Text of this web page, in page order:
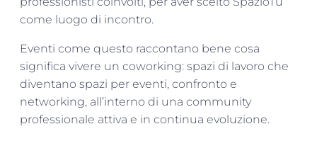
come luogo di incontro.
Eventi come questo raccontano bene cosa
significa vivere un coworking: spazi di lavoro che
diventano spazi per eventi, confronto e
networking, all’interno di una community
professionale attiva e in continua evoluzione.